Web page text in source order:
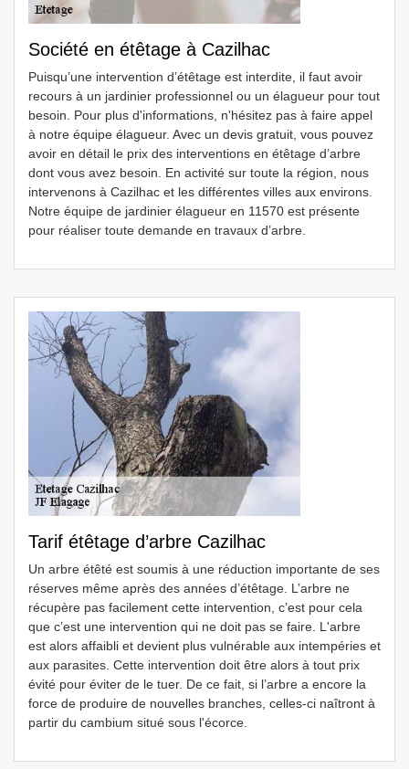
Société en étêtage à Cazilhac
Puisqu’une intervention d’étêtage est interdite, il faut avoir
recours à un jardinier professionnel ou un élagueur pour tout
besoin. Pour plus d'informations, n'hésitez pas à faire appel
à notre équipe élagueur. Avec un devis gratuit, vous pouvez
avoir en détail le prix des interventions en étêtage d’arbre
dont vous avez besoin. En activité sur toute la région, nous
intervenons à Cazilhac et les différentes villes aux environs.
Notre équipe de jardinier élagueur en 11570 est présente
pour réaliser toute demande en travaux d’arbre.
Tarif étêtage d’arbre Cazilhac
Un arbre étêté est soumis à une réduction importante de ses
réserves même après des années d’étêtage. L’arbre ne
récupère pas facilement cette intervention, c’est pour cela
que c’est une intervention qui ne doit pas se faire. L'arbre
est alors affaibli et devient plus vulnérable aux intempéries et
aux parasites. Cette intervention doit être alors à tout prix
évité pour éviter de le tuer. De ce fait, si l’arbre a encore la
force de produire de nouvelles branches, celles-ci naîtront à
partir du cambium situé sous l'écorce.